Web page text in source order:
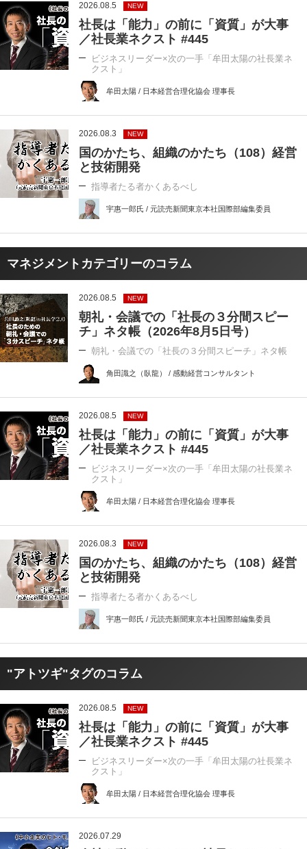
2026.08.5 NEW
社長は「能力」の前に「資質」が大事
／社長業ネクスト #445
ビジネスリーダー×次の一手「牟田太陽の社長業ネ
クスト」
牟田太陽 / 日本経営合理化協会 理事長
2026.08.3 NEW
国のかたち、組織のかたち（108）経営
と技術開発
指導者たる者かくあるべし
宇惠一郎氏 / 元読売新聞東京本社国際部編集委員
マネジメントカテゴリーのコラム
2026.08.5 NEW
朝礼・会議での「社長の３分間スピー
チ」ネタ帳（2026年8月5日号）
朝礼・会議での「社長の３分間スピーチ」ネタ帳
角田識之（臥龍） / 感動経営コンサルタント
2026.08.5 NEW
社長は「能力」の前に「資質」が大事
／社長業ネクスト #445
ビジネスリーダー×次の一手「牟田太陽の社長業ネ
クスト」
牟田太陽 / 日本経営合理化協会 理事長
2026.08.3 NEW
国のかたち、組織のかたち（108）経営
と技術開発
指導者たる者かくあるべし
宇惠一郎氏 / 元読売新聞東京本社国際部編集委員
"アトツギ"タグのコラム
2026.08.5 NEW
社長は「能力」の前に「資質」が大事
／社長業ネクスト #445
ビジネスリーダー×次の一手「牟田太陽の社長業ネ
クスト」
牟田太陽 / 日本経営合理化協会 理事長
2026.07.29